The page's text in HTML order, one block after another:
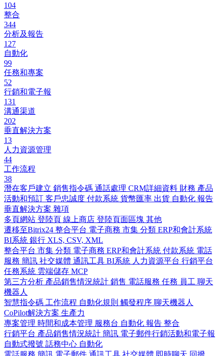
104
整合
344
分析及報告
127
自動化
99
任務和專案
52
行銷和電子報
131
溝通渠道
202
垂直解決方案
13
人力資源管理
44
工作流程
38
潛在客戶建立 銷售指令碼 通話處理 CRM詳細資料 財務 產品
活動和預訂 客戶忠誠度 付款系統 貨幣匯率 出貨 自動化 報告
垂直解決方案 雜項
多頁網站 登陸頁 線上商店 登陸頁面區塊 其他
遷移至Bitrix24 整合平台 電子商務 市集 分類 ERP和會計系統
BI系統 銀行 XLS, CSV, XML
整合平台 市集 分類 電子商務 ERP和會計系統 付款系統 電話
服務 簡訊 社交媒體 通訊工具 BI系統 人力資源平台 行銷平台
任務系統 雲端儲存 MCP
第三方分析 產品銷售情況統計 銷售 電話服務 任務 員工 聊天
機器人
智慧指令碼 工作流程 自動化規則 觸發程序 聊天機器人
CoPilot解決方案 生產力
專案管理 時間和成本管理 服務台 自動化 報告 整合
行銷平台 產品銷售情況統計 簡訊 電子郵件行銷活動和電子報
自動式撥號 話務中心 自動化
電話服務 簡訊 電子郵件 通訊工具 社交媒體 即時聊天 回撥